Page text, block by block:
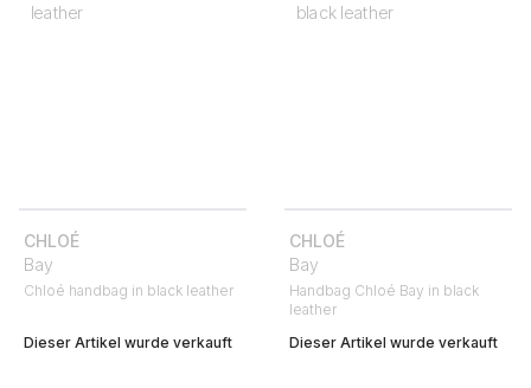
CHLOÉ
Bay
Chloé handbag in black leather
Dieser Artikel wurde verkauft
CHLOÉ
Bay
Handbag Chloé Bay in black
leather
Dieser Artikel wurde verkauft